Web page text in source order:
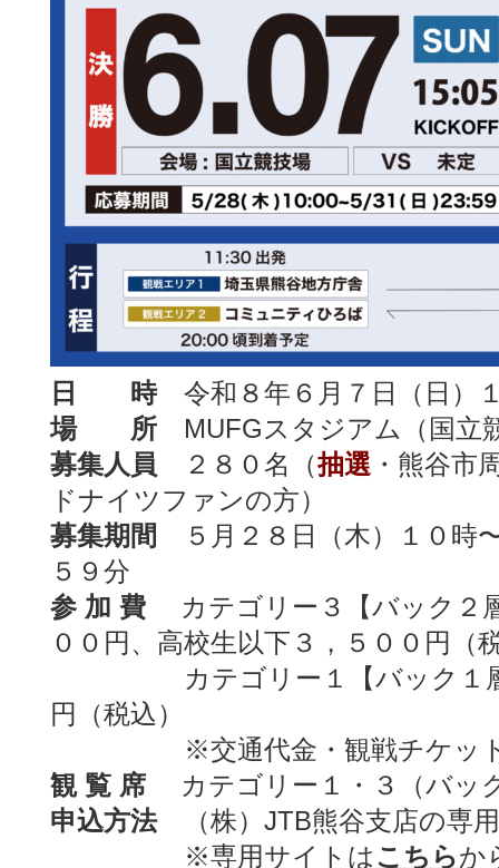
日 時令和８年６月７日（日）
場 所 MUFGスタジアム（国立
募集人員 ２８０名（抽選 ・熊谷市
ドナイツファンの方）
募集期間
５月２８日（木）１０時
５９分
参 加 費 カテゴリー３【バック２
００円、高校生以下３，５００円（
カテゴリー１【バック１層０
円（税込）
※交通代金・観戦チケット代
観 覧 席 カテゴリー１・３（バッ
申込方法（株）JTB熊谷支店の専
※専用サイトはこちらか